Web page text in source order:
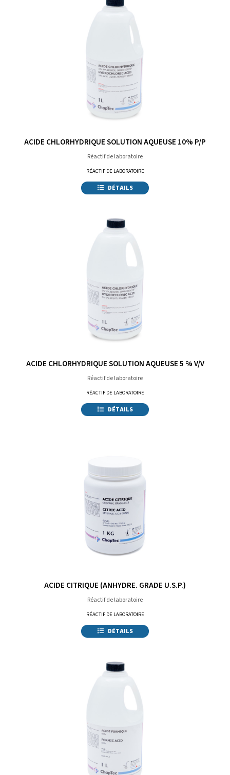
ACIDE CHLORHYDRIQUE SOLUTION AQUEUSE 10% P/P
Réactif de laboratoire
RÉACTIF DE LABORATOIRE
DÉTAILS
ACIDE CHLORHYDRIQUE SOLUTION AQUEUSE 5 % V/V
Réactif de laboratoire
RÉACTIF DE LABORATOIRE
DÉTAILS
ACIDE CITRIQUE (ANHYDRE. GRADE U.S.P.)
Réactif de laboratoire
RÉACTIF DE LABORATOIRE
DÉTAILS